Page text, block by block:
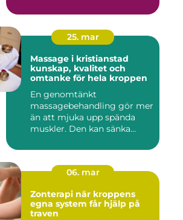
25. mar
Massage i kristianstad
kunskap, kvalitet och
omtanke för hela kroppen
En genomtänkt
massagebehandling gör mer
än att mjuka upp spända
muskler. Den kan sänka
06. mar
Zonterapi när kroppens
egna system får hjälp på
traven